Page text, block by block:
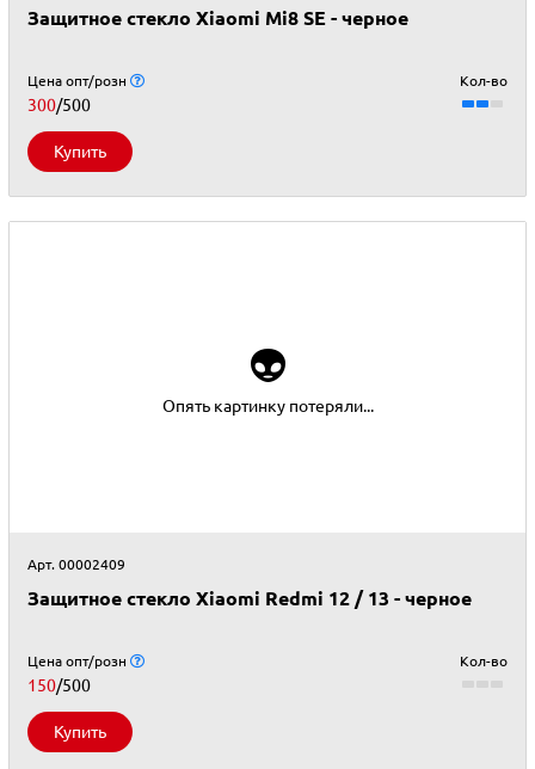
Защитное стекло Xiaomi Mi8 SE - черное
Цена опт/розн
300/500
Кол-во
Купить
👽
Опять картинку потеряли...
Арт. 00002409
Защитное стекло Xiaomi Redmi 12 / 13 - черное
Цена опт/розн
150/500
Кол-во
Купить